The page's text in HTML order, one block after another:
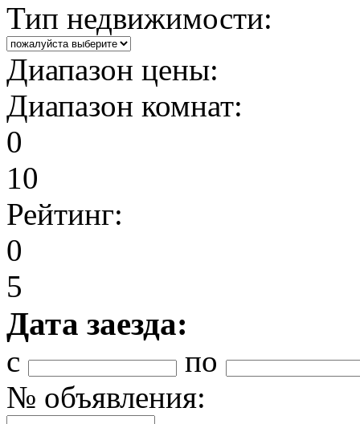
Тип недвижимости:
Диапазон цены:
Диапазон комнат:
0
10
Рейтинг:
0
5
Дата заезда:
с
по
№ объявления: